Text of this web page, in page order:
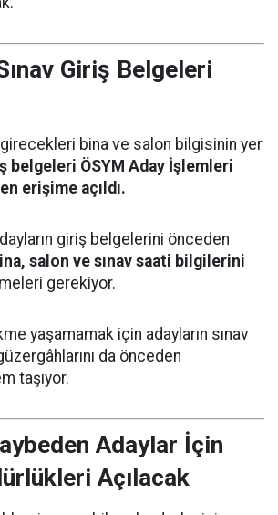
Giriş Belgeleri
girecekleri bina ve salon bilgisinin yer
belgeleri ÖSYM Aday İşlemleri
erişime açıldı.
giriş belgelerini önceden
salon ve sınav saati bilgilerini
gerekiyor.
yaşamamak için adayların sınav
da önceden
taşıyor.
Adaylar İçin
Açılacak